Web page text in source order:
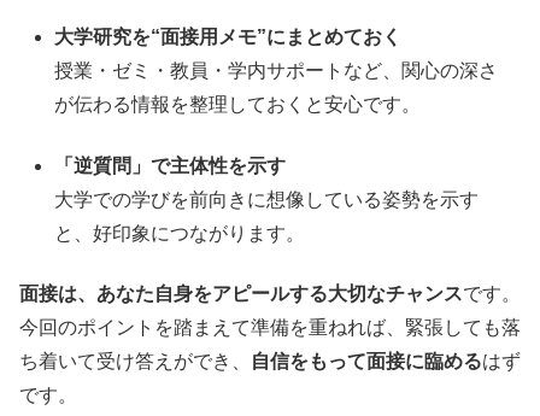
大学研究を“面接用メモ”にまとめておく
授業・ゼミ・教員・学内サポートなど、関心の深さ
が伝わる情報を整理しておくと安心です。
「逆質問」で主体性を示す
大学での学びを前向きに想像している姿勢を示す
と、好印象につながります。
面接は、あなた自身をアピールする大切なチャンスです。
今回のポイントを踏まえて準備を重ねれば、緊張しても落
ち着いて受け答えができ、
自信をもって面接に臨めるはず
です。